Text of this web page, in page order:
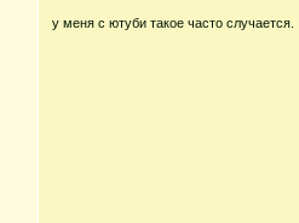
у меня с ютуби такое часто случается.